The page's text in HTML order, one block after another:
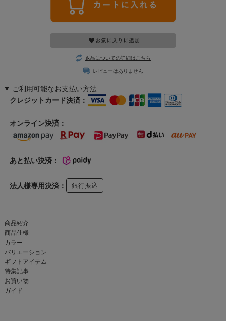
返品についての詳細はこちら
レビューはありません
ご利用可能なお支払い方法
クレジットカード決済：
オンライン決済：
あと払い決済：
法人様専用決済： 銀行振込
商品紹介
商品仕様
カラー
バリエーション
ギフトアイテム
特集記事
お買い物
ガイド